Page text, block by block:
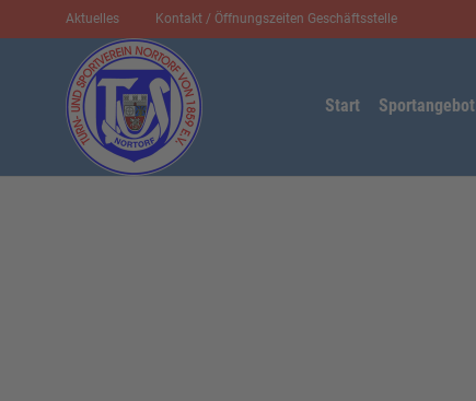
Aktuelles Kontakt / Öffnungszeiten Geschäftsstelle
Start Sportangebot